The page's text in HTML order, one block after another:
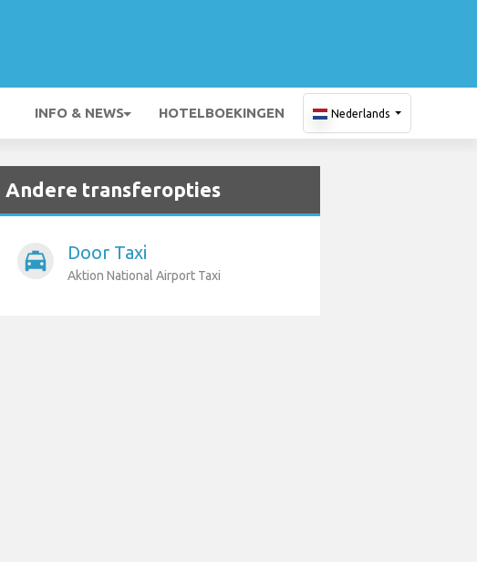
INFO & NEWS HOTELBOEKINGEN Nederlands
Andere transferopties
local_taxi Door Taxi
Aktion National Airport Taxi